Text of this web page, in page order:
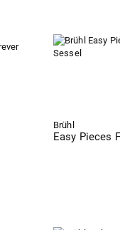
Brühl
Easy Pieces